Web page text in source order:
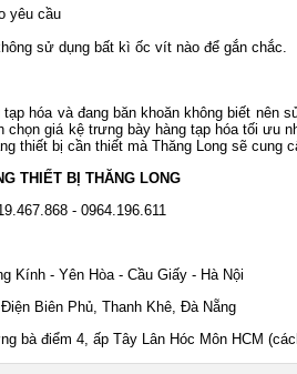
yêu cầu
sử dụng bất kì ốc vít nào để gắn chắc.
hóa và đang băn khoăn không biết nên
chọn giá kệ trưng bày hàng tạp hóa tối ưu
thiết bị cần thiết mà Thăng Long sẽ cung
THIẾT BỊ THĂNG LONG
- 0964.196.611
Kính - Yên Hòa - Cầu Giấy - Hà Nội
Biên Phủ, Thanh Khê, Đà Nẵng
bà điểm 4, ấp Tây Lân Hóc Môn HCM